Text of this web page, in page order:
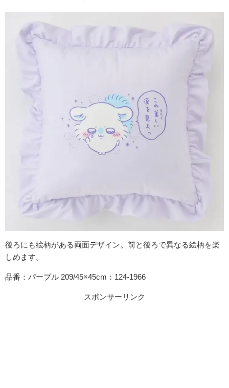
後ろにも絵柄がある両面デザイン。前と後ろで異なる絵柄を楽
しめます。
品番：パープル 209/45×45cm：124-1966
スポンサーリンク